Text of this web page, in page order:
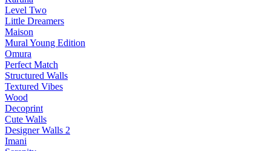
Level Two
Little Dreamers
Maison
Mural Young Edition
Omura
Perfect Match
Structured Walls
Textured Vibes
Wood
Decoprint
Cute Walls
Designer Walls 2
Imani